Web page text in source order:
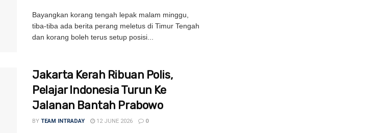
Bayangkan korang tengah lepak malam minggu,
tiba-tiba ada berita perang meletus di Timur Tengah
dan korang boleh terus setup posisi...
Jakarta Kerah Ribuan Polis,
Pelajar Indonesia Turun Ke
Jalanan Bantah Prabowo
BY TEAM INTRADAY 12 JUNE 2026 0